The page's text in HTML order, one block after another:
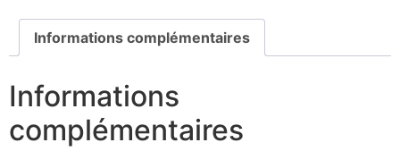
Informations complémentaires
Informations
complémentaires